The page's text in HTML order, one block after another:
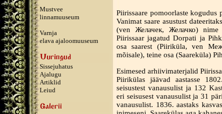
Mustvee
linnamuuseum
Varnja
elava ajaloomuuseum
Sissejuhatus
Ajalugu
Artiklid
Leiud
Piirissaare pomoorlaste kogudus
Vanimat saare asustust
(ven Желачек, Желачко)
Piirissaar jagatud Dorpati ja
osa saarest (Piiriküla, ven
mõisale), teine osa (Saareküla)
Esimesed arhiivimaterjalid
Piirikülas jäävad aastasse
seisustest vanausulist ja 132
eri seisusest vanausulist ja 31
vanausulist. 1836. aastaks